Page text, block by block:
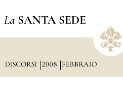
La SANTA SEDE
DISCORSI 2008 FEBBRAIO